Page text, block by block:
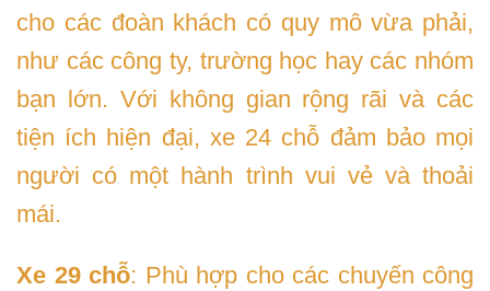
cho các đoàn khách có quy mô vừa phải,
như các công ty, trường học hay các nhóm
bạn lớn. Với không gian rộng rãi và các
tiện ích hiện đại, xe 24 chỗ đảm bảo mọi
người có một hành trình vui vẻ và thoải
mái.
Xe 29 chỗ: Phù hợp cho các chuyến công